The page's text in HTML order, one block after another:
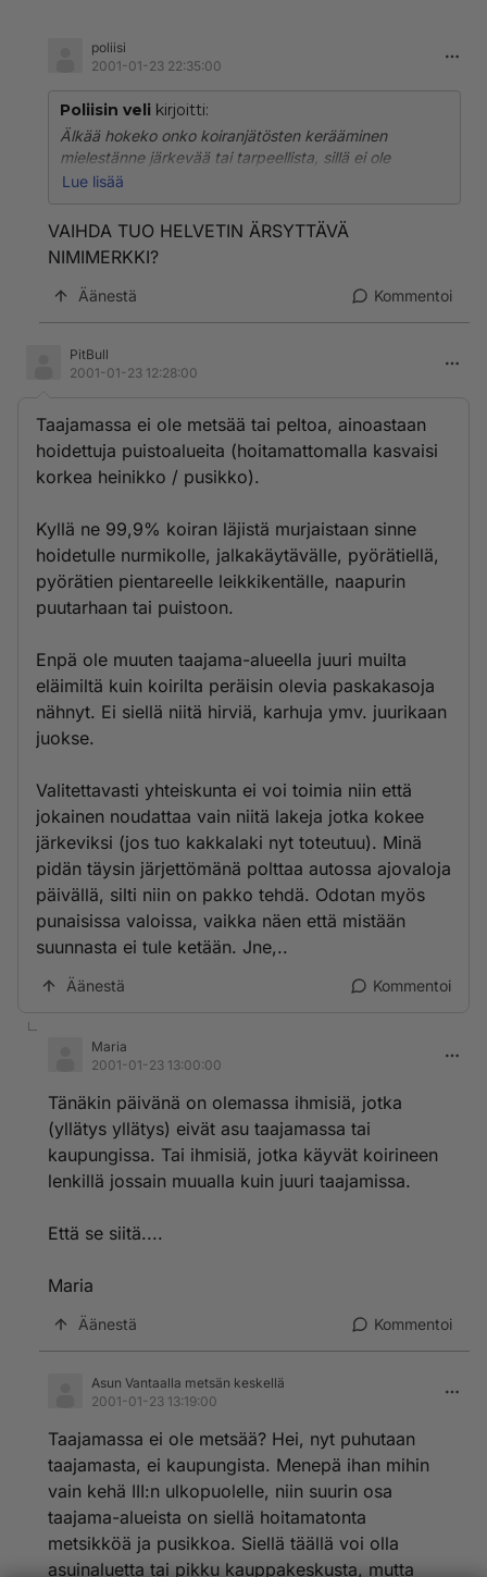
poliisi
2001-01-23 22:35:00
Poliisin veli kirjoitti:
Älkää hokeko onko koiranjätösten kerääminen
mielestänne järkevää tai tarpeellista, sillä ei ole
merkitystä!KUN SÄÄDETÄÄN LAKI SE ON VOIMASSA
ole koiran vihaajaa, mutta minua ärsyttää ihmiset jotka
yhteiskunnalla on keinot jolla sen jäsenet saadaan
noudattamaan lakia, joko hyvällä tai pahalla!
Lue lisää
VAIHDA TUO HELVETIN ÄRSYTTÄVÄ
NIMIMERKKI?
Äänestä Kommentoi
PitBull
2001-01-23 12:28:00
Taajamassa ei ole metsää tai peltoa, ainoastaan
hoidettuja puistoalueita (hoitamattomalla kasvaisi
korkea heinikko / pusikko).
Kyllä ne 99,9% koiran läjistä murjaistaan sinne
hoidetulle nurmikolle, jalkakäytävälle, pyörätiellä,
pyörätien pientareelle leikkikentälle, naapurin
puutarhaan tai puistoon.
Enpä ole muuten taajama-alueella juuri muilta
eläimiltä kuin koirilta peräisin olevia paskakasoja
nähnyt. Ei siellä niitä hirviä, karhuja ymv. juurikaan
juokse.
Valitettavasti yhteiskunta ei voi toimia niin että
jokainen noudattaa vain niitä lakeja jotka kokee
järkeviksi (jos tuo kakkalaki nyt toteutuu). Minä
pidän täysin järjettömänä polttaa autossa ajovaloja
päivällä, silti niin on pakko tehdä. Odotan myös
punaisissa valoissa, vaikka näen että mistään
suunnasta ei tule ketään. Jne,..
Äänestä Kommentoi
Maria
2001-01-23 13:00:00
Tänäkin päivänä on olemassa ihmisiä, jotka
(yllätys yllätys) eivät asu taajamassa tai
kaupungissa. Tai ihmisiä, jotka käyvät koirineen
lenkillä jossain muualla kuin juuri taajamissa.
Että se siitä....
Maria
Äänestä Kommentoi
Asun Vantaalla metsän keskellä
2001-01-23 13:19:00
Taajamassa ei ole metsää? Hei, nyt puhutaan
taajamasta, ei kaupungista. Menepä ihan mihin
vain kehä III:n ulkopuolelle, niin suurin osa
taajama-alueista on siellä hoitamatonta
metsikköä ja pusikkoa. Siellä täällä voi olla
asuinaluetta tai pikku kauppakeskusta, mutta